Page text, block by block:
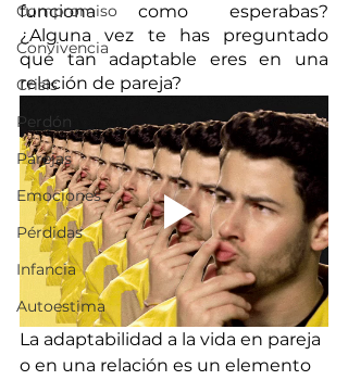
Compromiso
Convivencia
Crisis
Perdón
Parejas
Emociones
Pérdidas
Infancia
Autoestima
funciona como esperabas?
¿Alguna vez te has preguntado
qué tan adaptable eres en una
relación de pareja?
La adaptabilidad a la vida en pareja
o en una relación es un elemento